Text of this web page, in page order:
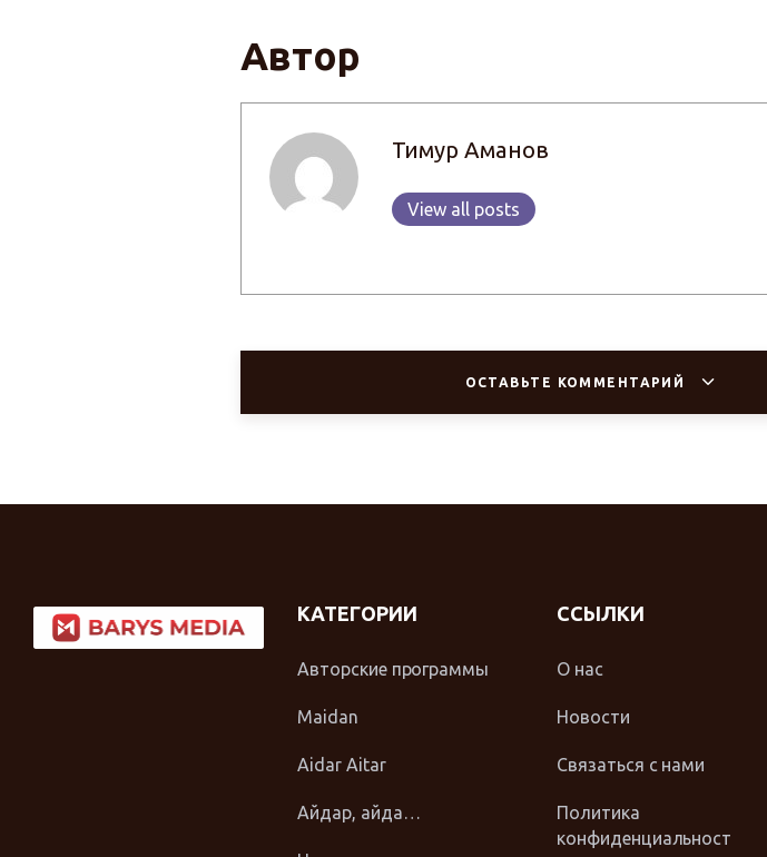
Автор
Тимур Аманов
View all posts
ОСТАВЬТЕ КОММЕНТАРИЙ
КАТЕГОРИИ
Авторские программы
Maidan
Aidar Aitar
Айдар, айда…
ССЫЛКИ
О нас
Новости
Связаться с нами
Политика
конфиденциальност